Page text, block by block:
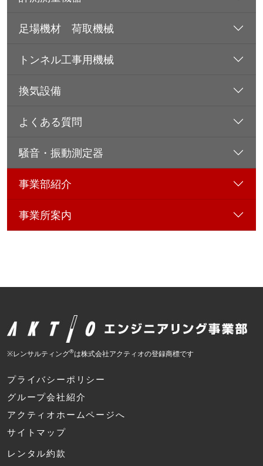
足場機材 荷取機械
トンネル工事用機械
換気設備
よくある質問
騒音・振動測定器
事業部紹介
事業所案内
※レンサルティング®は株式会社アクティオの登録商標です
プライバシーポリシー
グループ会社紹介
アクティオホームページへ
サイトマップ
レンタル約款